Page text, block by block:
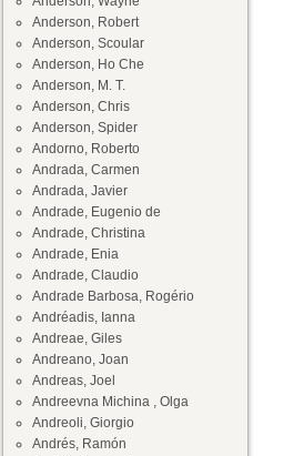
Anderson, Robert
Anderson, Scoular
Anderson, Ho Che
Anderson, M. T.
Anderson, Chris
Anderson, Spider
Andorno, Roberto
Andrada, Carmen
Andrada, Javier
Andrade, Eugenio de
Andrade, Christina
Andrade, Enia
Andrade, Claudio
Andrade Barbosa, Rogério
Andréadis, Ianna
Andreae, Giles
Andreano, Joan
Andreas, Joel
Andreevna Michina , Olga
Andreoli, Giorgio
Andrés, Ramón